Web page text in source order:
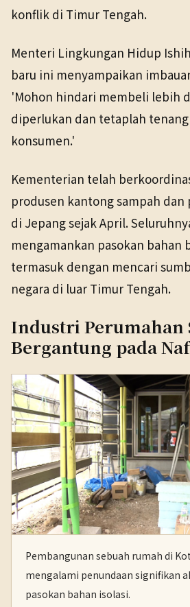
konflik di Timur Tengah.
Menteri Lingkungan Hidup
baru ini menyampaikan
'Mohon hindari membeli lebih
diperlukan dan tetaplah tenang
konsumen.'
Kementerian telah
produsen kantong sampah
di Jepang sejak April.
mengamankan pasokan bahan
termasuk dengan mencari
negara di luar Timur Tengah.
Industri Perumahan
Bergantung pada
Pembangunan sebuah rumah di
mengalami penundaan signifikan
pasokan bahan isolasi.